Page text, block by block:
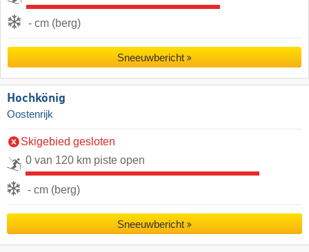
- cm (berg)
Sneeuwbericht
Hochkönig
Oostenrijk
Skigebied gesloten
0 van 120 km piste open
- cm (berg)
Sneeuwbericht